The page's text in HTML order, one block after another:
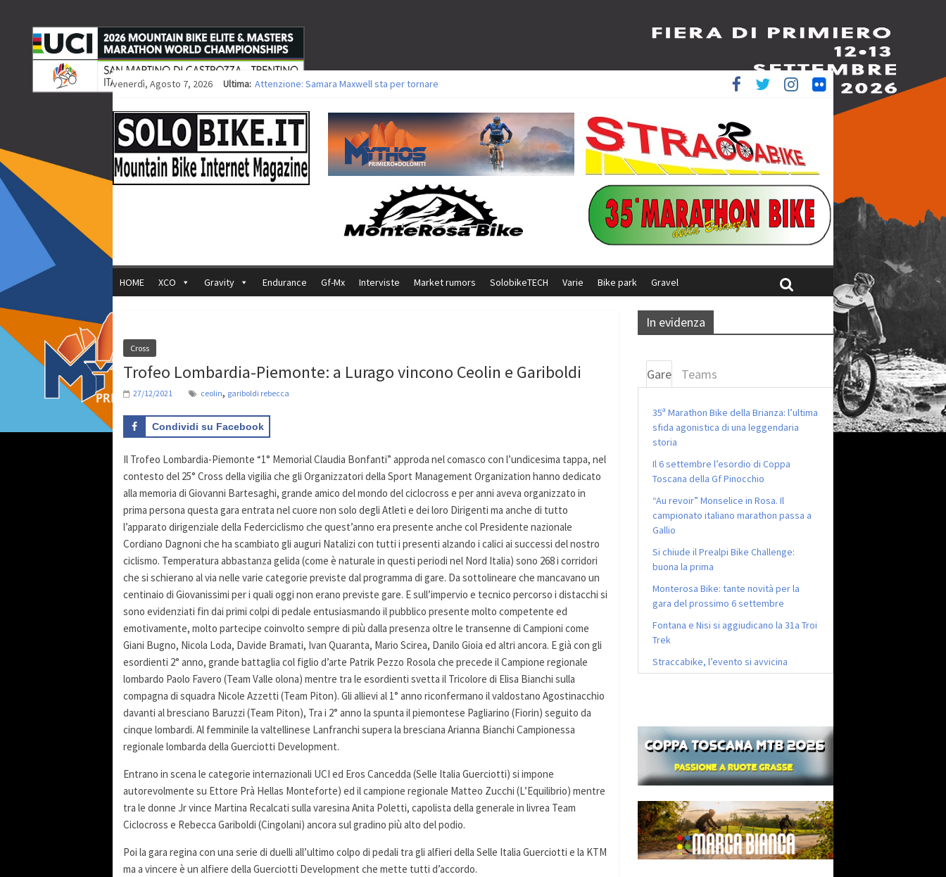
venerdì, Agosto 7, 2026 Ultima: Attenzione: Samara Maxwell sta per tornare
Europei XCO: vittorie per Ghibaudo, Grossmann e Gallis. Signorelli 5^ la migliore tra gli italiani
35ª Marathon Bike della Brianza: l’ultima sfida agonistica di una leggendaria storia
Europei MTB: il Team Relay firma il secondo argento azzurro a Monteceneri
HOME XCO Gravity Endurance Gf-Mx Interviste Market rumors SolobikeTECH Varie Bike park Gravel
Cross
Trofeo Lombardia-Piemonte: a Lurago vincono Ceolin e Gariboldi
27/12/2021 ceolin, gariboldi rebecca
Condividi su Facebook
Il Trofeo Lombardia-Piemonte “1° Memorial Claudia Bonfanti” approda nel comasco con l’undicesima tappa, nel
contesto del 25° Cross della vigilia che gli Organizzatori della Sport Management Organization hanno dedicato
alla memoria di Giovanni Bartesaghi, grande amico del mondo del ciclocross e per anni aveva organizzato in
prima persona questa gara entrata nel cuore non solo degli Atleti e dei loro Dirigenti ma anche di tutto
l’apparato dirigenziale della Federciclismo che quest’anno era presente anche col Presidente nazionale
Cordiano Dagnoni che ha scambiato gli auguri Natalizi con tutti i presenti alzando i calici ai successi del nostro
ciclismo. Temperatura abbastanza gelida (come è naturale in questi periodi nel Nord Italia) sono 268 i corridori
che si schierano al via nelle varie categorie previste dal programma di gare. Da sottolineare che mancavano un
centinaio di Giovanissimi per i quali oggi non erano previste gare. E sull’impervio e tecnico percorso i distacchi si
sono evidenziati fin dai primi colpi di pedale entusiasmando il pubblico presente molto competente ed
emotivamente, molto partecipe coinvolto sempre di più dalla presenza oltre le transenne di Campioni come
Giani Bugno, Nicola Loda, Davide Bramati, Ivan Quaranta, Mario Scirea, Danilo Gioia ed altri ancora. E già con gli
esordienti 2° anno, grande battaglia col figlio d’arte Patrik Pezzo Rosola che precede il Campione regionale
lombardo Paolo Favero (Team Valle olona) mentre tra le esordienti svetta il Tricolore di Elisa Bianchi sulla
compagna di squadra Nicole Azzetti (Team Piton). Gli allievi al 1° anno riconfermano il valdostano Agostinacchio
davanti al bresciano Baruzzi (Team Piton), Tra i 2° anno la spunta il piemontese Pagliarino (Fiorin) seguito da
cinque lombardi. Al femminile la valtellinese Lanfranchi supera la bresciana Arianna Bianchi Campionessa
regionale lombarda della Guerciotti Development.
Entrano in scena le categorie internazionali UCI ed Eros Cancedda (Selle Italia Guerciotti) si impone
autorevolmente su Ettore Prà Hellas Monteforte) ed il campione regionale Matteo Zucchi (L’Equilibrio) mentre
tra le donne Jr vince Martina Recalcati sulla varesina Anita Poletti, capolista della generale in livrea Team
Ciclocross e Rebecca Gariboldi (Cingolani) ancora sul gradino più alto del podio.
Poi la gara regina con una serie di duelli all’ultimo colpo di pedali tra gli alfieri della Selle Italia Guerciotti e la KTM
ma a vincere è un alfiere della Guerciotti Development che mette tutti d’accordo.
In evidenza
Gare Teams
35ª Marathon Bike della Brianza: l’ultima
sfida agonistica di una leggendaria
storia
Il 6 settembre l’esordio di Coppa
Toscana della Gf Pinocchio
“Au revoir” Monselice in Rosa. Il
campionato italiano marathon passa a
Gallio
Si chiude il Prealpi Bike Challenge:
buona la prima
Monterosa Bike: tante novità per la
gara del prossimo 6 settembre
Fontana e Nisi si aggiudicano la 31a Troi
Trek
Straccabike, l’evento si avvicina